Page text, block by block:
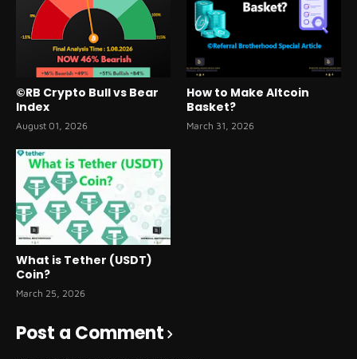
©RB Crypto Bull vs Bear
Index
August 01, 2026
How to Make Altcoin
Basket?
March 31, 2026
What is Tether (USDT)
Coin?
March 25, 2026
Post a Comment